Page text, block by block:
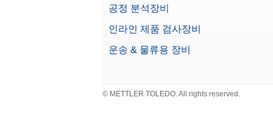
공정 분석장비
인라인 제품 검사장비
운송 & 물류용 장비
© METTLER TOLEDO. All rights reserved.